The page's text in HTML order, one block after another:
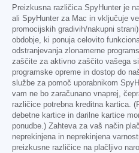
Preizkusna različica SpyHunter je
ali SpyHunter za Mac in vključuje
promocijskih gradivih/nakupni
obdobje, ki ponuja celovito
odstranjevanja zlonamerne
zaščite za aktivno zaščito vašega
programske opreme in dostop do
službe za pomoč uporabnikom
vam ne bo zaračunano vnaprej,
različice potrebna kreditna kartica.
debetne kartice in darilne kartice
ponudbe.) Zahteva za vaš način
neprekinjena in neprekinjena
preizkusne različice na plačljivo